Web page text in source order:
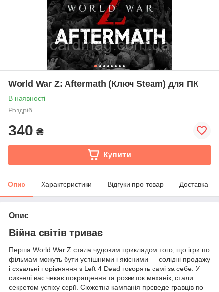
World War Z: Aftermath (Ключ Steam) для ПК
В наявності
Роздріб
340 ₴
Купити
Опис Характеристики Відгуки про товар Доставка
Опис
Війна світів триває
Перша World War Z стала чудовим прикладом того, що ігри по
фільмам можуть бути успішними і якісними — солідні продажу
і схвальні порівняння з Left 4 Dead говорять самі за себе. У
сиквелі вас чекає покращення та розвиток механік, стали
секретом успіху серії. Сюжетна кампанія проведе гравців по